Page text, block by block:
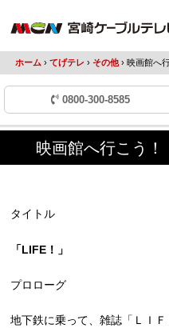
ホーム › てげテレ › その他 ›映画館へ
0800-300-8585
映画館へ行こう
タイトル
「LIFE！」
プロローグ
地下鉄に乗って、雑誌「ＬＩ